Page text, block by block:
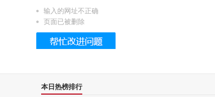
米的长卷，还原了600岁的紫禁城
输入的网址不正确
页面已被删除
本日热榜排行